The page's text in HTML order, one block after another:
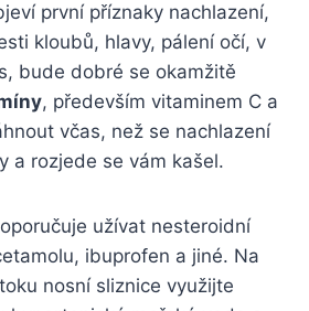
první příznaky nachlazení,
kloubů, hlavy, pálení očí, v
bude dobré se okamžitě
, především vitaminem C a
včas, než se nachlazení
a rozjede se vám kašel.
užívat nesteroidní
ibuprofen a jiné. Na
nosní sliznice využijte